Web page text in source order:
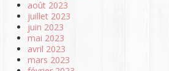
août 2023
juillet 2023
juin 2023
mai 2023
avril 2023
mars 2023